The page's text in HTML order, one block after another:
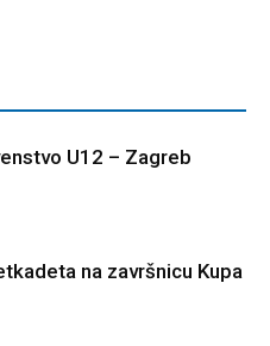
U12 – Zagreb
na završnicu Kupa